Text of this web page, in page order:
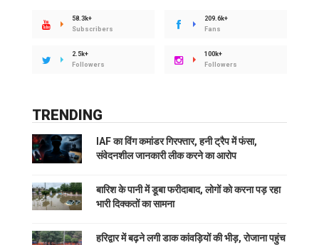
58.3k+
Subscribers
209.6k+
Fans
2.5k+
Followers
100k+
Followers
TRENDING
IAF का विंग कमांडर गिरफ्तार, हनी ट्रैप में फंसा,
संवेदनशील जानकारी लीक करने का आरोप
बारिश के पानी में डूबा फरीदाबाद, लोगों को करना पड़ रहा
भारी दिक्कतों का सामना
हरिद्वार में बढ़ने लगी डाक कांवड़ियों की भीड़, रोजाना पहुंच